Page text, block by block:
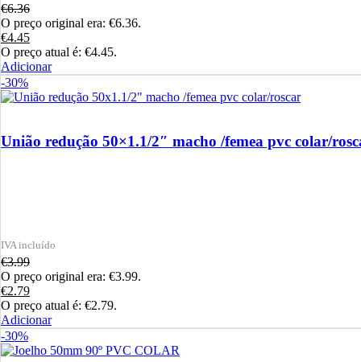
€6.36
O preço original era: €6.36.
€4.45
O preço atual é: €4.45.
Adicionar
-30%
União redução 50×1.1/2″ macho /femea pvc colar/
€3.99
O preço original era: €3.99.
€2.79
O preço atual é: €2.79.
Adicionar
-30%